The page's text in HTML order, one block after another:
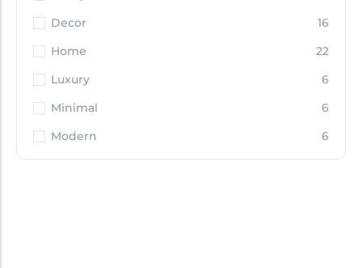
Decor
16
Home
22
Luxury
6
Minimal
6
Modern
6